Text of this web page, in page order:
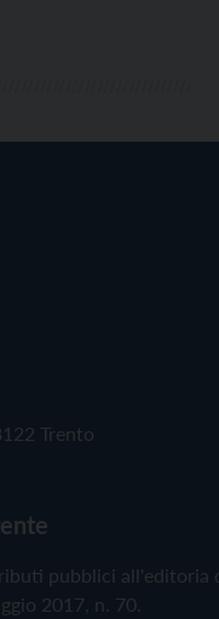
Trento
pubblici all'editoria
2017, n. 70.